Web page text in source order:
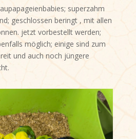
superzahm
geschlossen beringt , mit allen
jetzt vorbestellt werden;
möglich; einige sind zum
und auch noch jüngere